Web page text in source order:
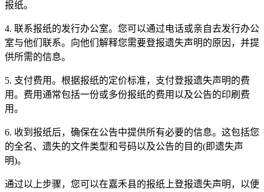
报纸。
4. 联系报纸的发行办公室。您可以通过电话或亲自去发行办公
室与他们联系。向他们解释您需要登报遗失声明的原因，并提
供所需的信息。
5. 支付费用。根据报纸的定价标准，支付登报遗失声明的费
用。费用通常包括一份或多份报纸的费用以及公告的印刷费
用。
6. 收到报纸后，确保在公告中提供所有必要的信息。这包括您
的全名、遗失的文件类型和号码以及公告的目的(即遗失声
明)。
通过以上步骤，您可以在嘉禾县的报纸上登报遗失声明，以便